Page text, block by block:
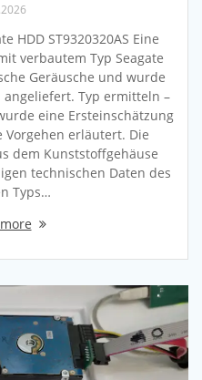
HDD ST9320320AS Eine
verbautem Typ Seagate
Geräusche und wurde
Typ ermitteln –
eine Ersteinschätzung
Vorgehen erläutert. Die
dem Kunststoffgehäuse
technischen Daten des
Typs…